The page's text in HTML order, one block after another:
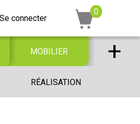
Se connecter
0
MOBILIER
UNIVERS PETITE
ENFANCE
+
RÉALISATION